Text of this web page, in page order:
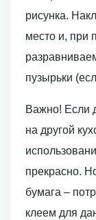
рисунка.
место и, при
пузырьки
Важно! Если
на другой
прекрасно.
бумага –
клеем для